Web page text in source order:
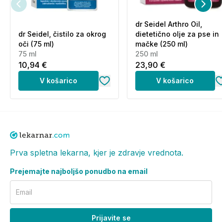
in merilno kapalko nekajkrat močno stisnite, da
biti poškodovana.
Za pse s telesno maso 10 kg in več:
hrbta od mesta med lopaticama do korena repa. Na
dr Seidel, čistilo za okrog
oči (75 ml)
75 ml
10,94 €
V košarico
dr Seidel Arthro Oil,
dietetično olje za pse in
mačke (250 ml)
250 ml
23,90 €
V košarico
Prva spletna lekarna, kjer je zdravje vrednota.
Prejemajte najboljšo ponudbo na email
Email
Prijavite se